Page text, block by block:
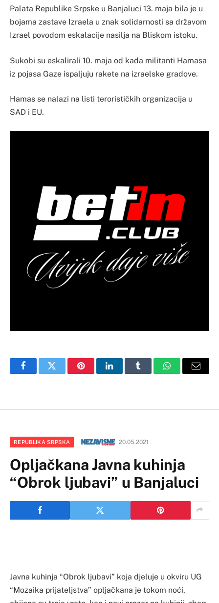
Palata Republike Srpske u Banjaluci 13. maja bila je u
bojama zastave Izraela u znak solidarnosti sa državom
Izrael povodom eskalacije nasilja na Bliskom istoku.
Sukobi su eskalirali 10. maja od kada militanti Hamasa
iz pojasa Gaze ispaljuju rakete na izraelske gradove.
Hamas se nalazi na listi terorističkih organizacija u
SAD i EU.
FacebookTwitter PinterestLinkedInTumblr WhatsAppEmail
REPUBLIKA SRPSKA 20.05.2021
Opljačkana Javna kuhinja
“Obrok ljubavi” u Banjaluci
Javna kuhinja “Obrok ljubavi” koja djeluje u okviru UG
“Mozaika prijateljstva” opljačkana je tokom noći,